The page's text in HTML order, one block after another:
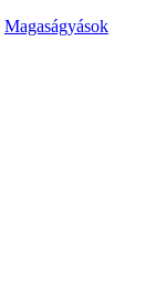
Magaságyások